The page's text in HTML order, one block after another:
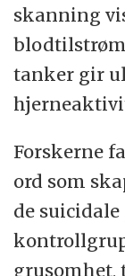
skanning
tanker gir
Forskerne
ord som
de
grusomhet,